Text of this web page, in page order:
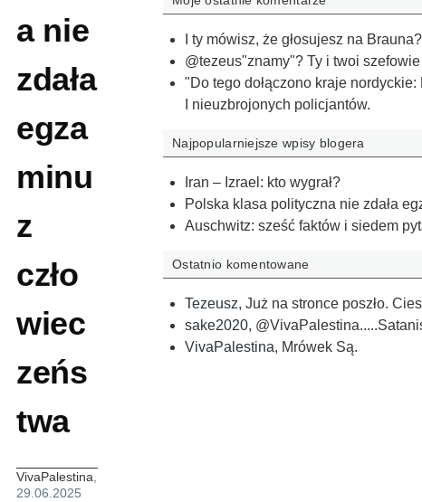
a nie
zdała
egza
minu
z
czło
wiec
zeńs
twa
VivaPalestina,
29.06.2025
I ty mówisz, że głosujesz na
@tezeus"znamy"? Ty i twoi
"Do tego dołączono kraje
I nieuzbrojonych policjantów.
Najpopularniejsze wpisy blogera
Iran – Izrael: kto wygrał?
Polska klasa polityczna nie zdała
Auschwitz: sześć faktów i siedem
Ostatnio komentowane
Tezeusz, Już na stronce poszło.
sake2020,
VivaPalestina, Mrówek Są.